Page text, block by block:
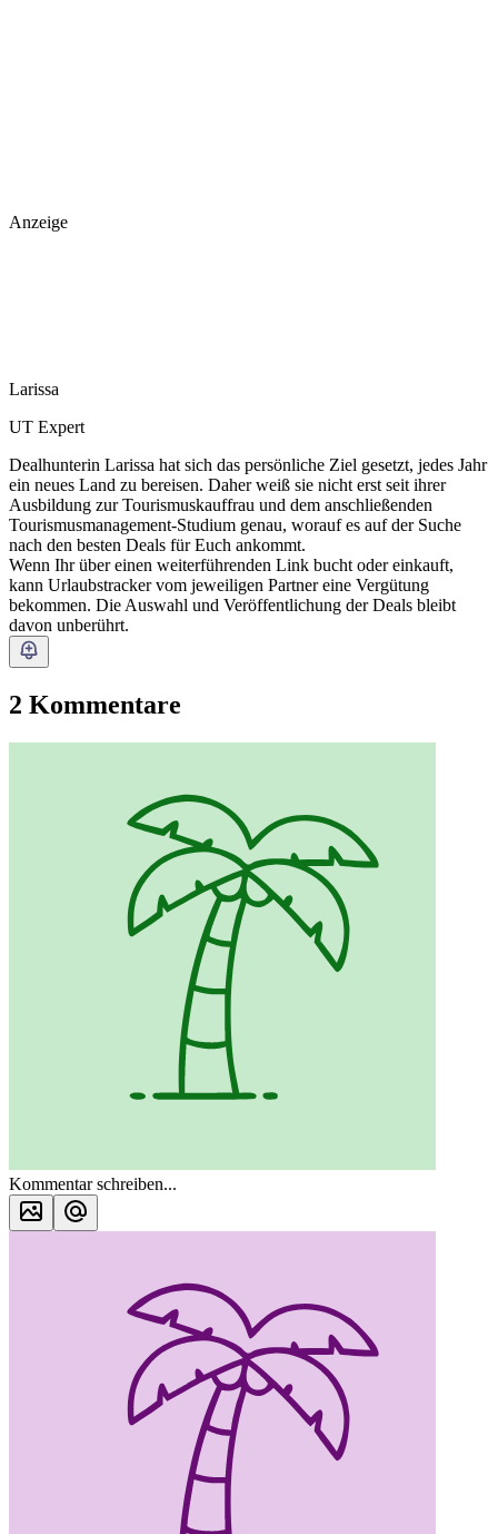
Anzeige
Larissa
UT Expert
Dealhunterin Larissa hat sich das persönliche Ziel gesetzt, jedes Jahr
ein neues Land zu bereisen. Daher weiß sie nicht erst seit ihrer
Ausbildung zur Tourismuskauffrau und dem anschließenden
Tourismusmanagement-Studium genau, worauf es auf der Suche
nach den besten Deals für Euch ankommt.
Wenn Ihr über einen weiterführenden Link bucht oder einkauft,
kann Urlaubstracker vom jeweiligen Partner eine Vergütung
bekommen. Die Auswahl und Veröffentlichung der Deals bleibt
davon unberührt.
2 Kommentare
Kommentar schreiben...